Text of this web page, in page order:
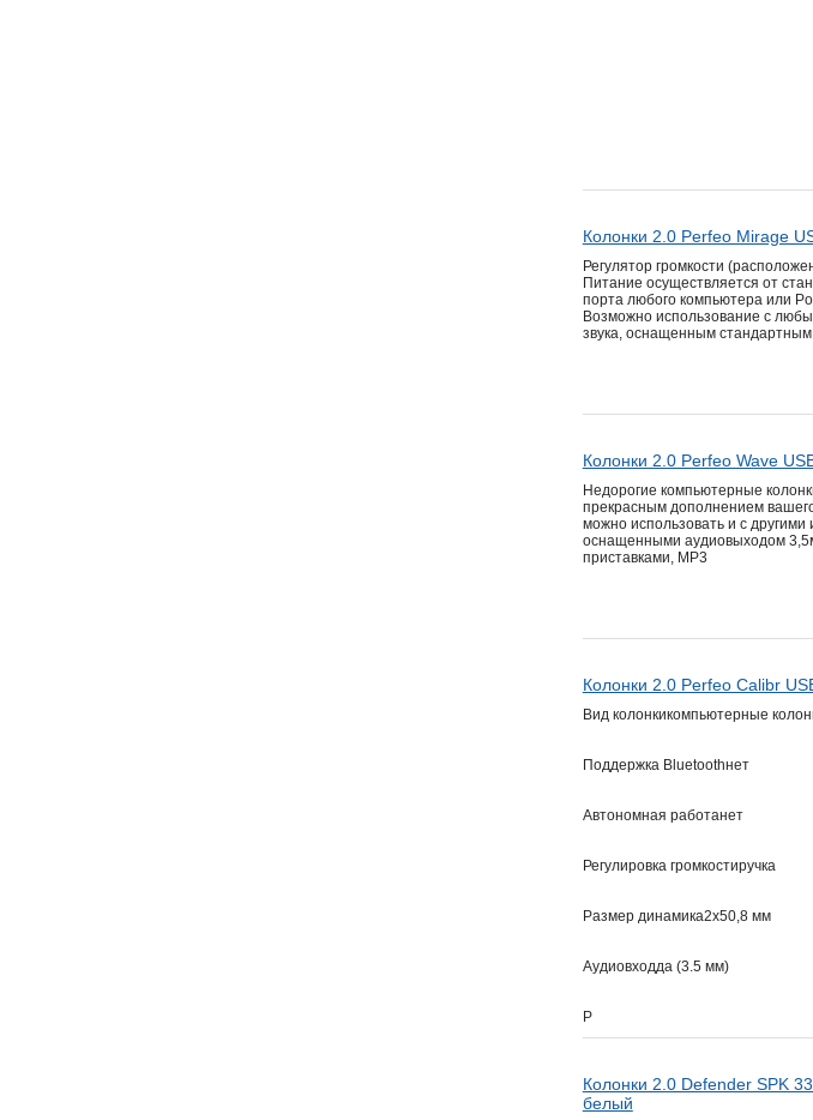
Колонки 2.0 Perfeo Mirage
Регулятор громкости
Питание осуществляется от
порта любого компьютера или
Возможно использование с
звука, оснащенным стандартным
Колонки 2.0 Perfeo Wave
Недорогие компьютерные
прекрасным дополнением
можно использовать и с другими
оснащенными аудиовыходом
приставками, МР3
Колонки 2.0 Perfeo Calibr
Вид колонкикомпьютерные
Поддержка Bluetoothнет
Автономная работанет
Регулировка громкостиручка
Размер динамика2x50,8 мм
Аудиовходда (3.5 мм)
Р
Колонки 2.0 Defender SPK
белый